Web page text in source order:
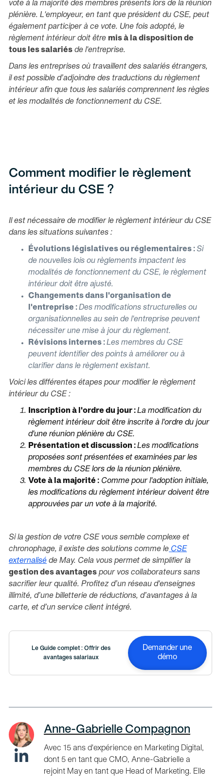
vote à la majorité des membres présents lors de la réunion
plénière. L'employeur, en tant que président du CSE, peut
également participer à ce vote. Une fois adopté, le
règlement intérieur doit être mis à la disposition de
tous les salariés de l'entreprise.
Dans les entreprises où travaillent des salariés étrangers,
il est possible d’adjoindre des traductions du règlement
intérieur afin que tous les salariés comprennent les règles
et les modalités de fonctionnement du CSE.
Comment modifier le règlement
intérieur du CSE ?
Il est nécessaire de modifier le règlement intérieur du CSE
dans les situations suivantes :
Évolutions législatives ou réglementaires : Si
de nouvelles lois ou règlements impactent les
modalités de fonctionnement du CSE, le règlement
intérieur doit être ajusté.
Changements dans l'organisation de
l'entreprise : Des modifications structurelles ou
organisationnelles au sein de l'entreprise peuvent
nécessiter une mise à jour du règlement.
Révisions internes : Les membres du CSE
peuvent identifier des points à améliorer ou à
clarifier dans le règlement existant.
Voici les différentes étapes pour modifier le règlement
intérieur du CSE :
Inscription à l'ordre du jour : La modification du
règlement intérieur doit être inscrite à l'ordre du jour
d'une réunion plénière du CSE.
Présentation et discussion : Les modifications
proposées sont présentées et examinées par les
membres du CSE lors de la réunion plénière.
Vote à la majorité : Comme pour l'adoption initiale,
les modifications du règlement intérieur doivent être
approuvées par un vote à la majorité.
Si la gestion de votre CSE vous semble complexe et
chronophage, il existe des solutions comme le CSE
externalisé de May. Cela vous permet de simplifier la
gestion des avantages pour vos collaborateurs sans
sacrifier leur qualité. Profitez d’un réseau d'enseignes
illimité, d’une billetterie de réductions, d’avantages à la
carte, et d’un service client intégré.
Le Guide complet : Offrir des
avantages salariaux
Demander une
démo
Anne-Gabrielle Compagnon
Avec 15 ans d'expérience en Marketing Digital,
dont 5 en tant que CMO, Anne-Gabrielle a
rejoint May en tant que Head of Marketing. Elle